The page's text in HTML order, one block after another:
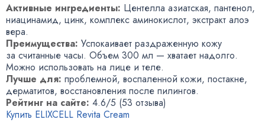
Активные ингредиенты: Центелла азиатская, пантенол,
ниацинамид, цинк, комплекс аминокислот, экстракт алоэ
вера.
Преимущества: Успокаивает раздраженную кожу
за считанные часы. Объем 300 мл — хватает надолго.
Можно использовать на лице и теле.
Лучше для: проблемной, воспаленной кожи, постакне,
дерматитов, восстановления после пилингов.
Рейтинг на сайте: 4.6/5 (53 отзыва)
Купить ELIXCELL Revita Cream